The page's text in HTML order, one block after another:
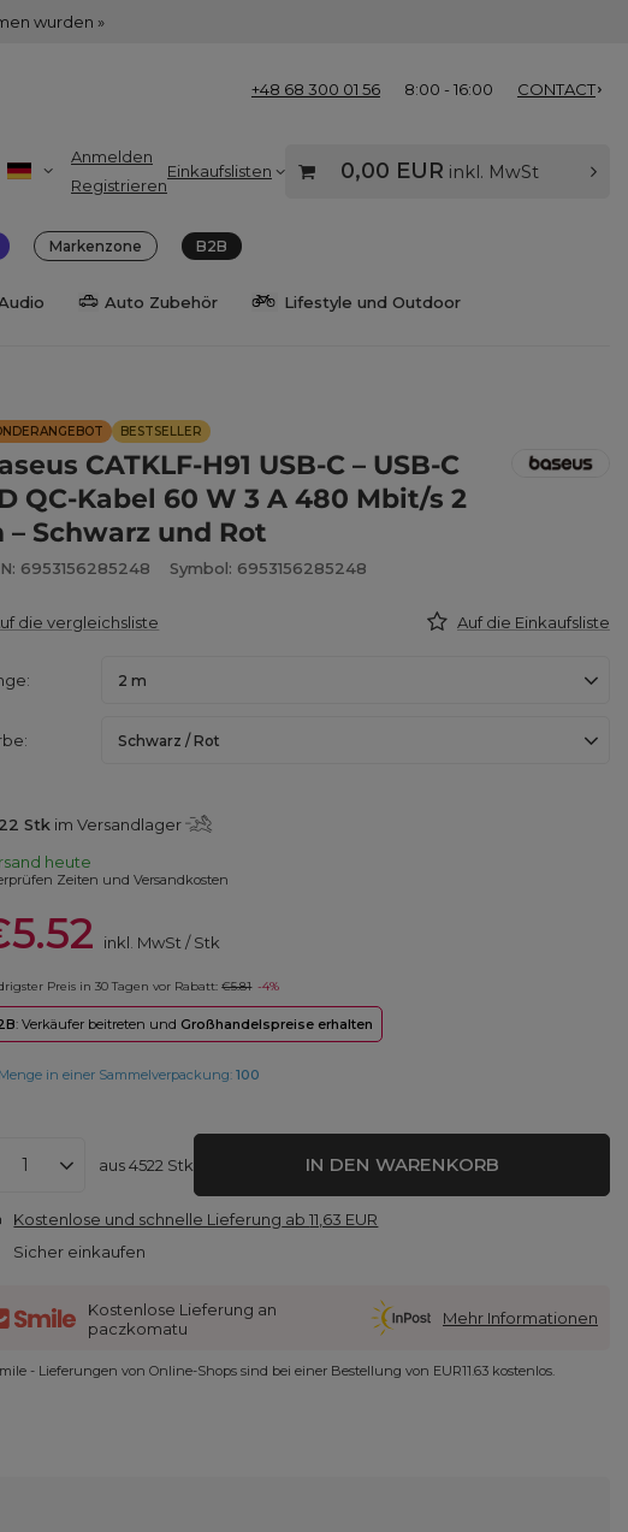
wurden »
+48 68 300 01 56 8:00 - 16:00 CONTACT
Anmelden
Registrieren
Einkaufslisten 0,00 EUR inkl. MwSt
Markenzone B2B
Auto Zubehör Lifestyle und Outdoor
BESTSELLER
CATKLF-H91 USB-C – USB-C
QC-Kabel 60 W 3 A 480 Mbit/s 2
– Schwarz und Rot
6953156285248 Symbol: 6953156285248
die vergleichsliste Auf die Einkaufsliste
2 m
Schwarz / Rot
Stk im Versandlager
heute
Zeiten und Versandkosten
inkl. MwSt /Stk
Preis in 30 Tagen vor Rabatt:€5.81 -4%
: Verkäufer beitreten und Großhandelspreise erhalten
Menge in einer Sammelverpackung:100
aus4522 Stk IN DEN WARENKORB
Kostenlose und schnelle Lieferung ab11,63 EUR
Sicher einkaufen
Kostenlose Lieferung an
paczkomatu
Mehr Informationen
- Lieferungen von Online-Shops sind bei einer Bestellung von EUR11.63 kostenlos.